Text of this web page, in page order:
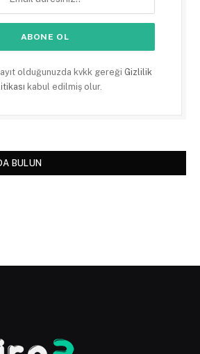
olduğunuzda kvkk gereği Gizlilik
kabul edilmiş olur.
BULUN